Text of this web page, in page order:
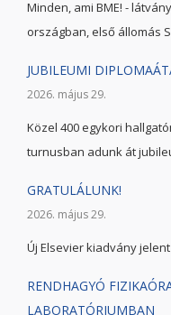
Minden, ami BME! -
országban, első állomás
JUBILEUMI
2026. május 29.
Közel 400 egykori
turnusban adunk át
GRATULÁLUNK!
2026. május 29.
Új Elsevier kiadvány
RENDHAGYÓ
LABORATÓRIUMBAN